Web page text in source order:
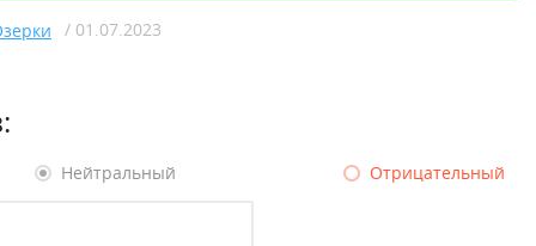
/ 01.07.2023
Нейтральный Отрицательный